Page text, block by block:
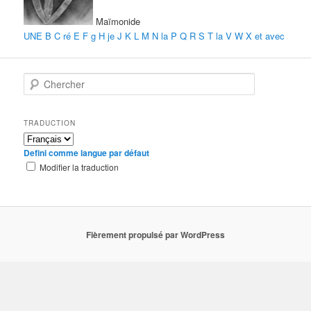
Maïmonide
UNE B C ré E F g H je J K L M N la P Q R S T la V W X et avec
h
r
c
h
e
r
TRADUCTION
Defini comme langue par défaut
Modifier la traduction
Fièrement propulsé par WordPress